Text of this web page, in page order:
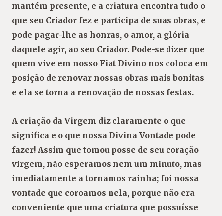
mantém presente, e a criatura encontra tudo o
que seu Criador fez e participa de suas obras, e
pode pagar-lhe as honras, o amor, a glória
daquele agir, ao seu Criador. Pode-se dizer que
quem vive em nosso Fiat Divino nos coloca em
posição de renovar nossas obras mais bonitas
e ela se torna a renovação de nossas festas.
A criação da Virgem diz claramente o que
significa e o que nossa Divina Vontade pode
fazer! Assim que tomou posse de seu coração
virgem, não esperamos nem um minuto, mas
imediatamente a tornamos rainha; foi nossa
vontade que coroamos nela, porque não era
conveniente que uma criatura que possuísse